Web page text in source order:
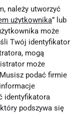
należy utworzyć
użytkownika” lub
może
Twój identyfikator
mogą
może
podać firmie
identyfikatora
podszywa się